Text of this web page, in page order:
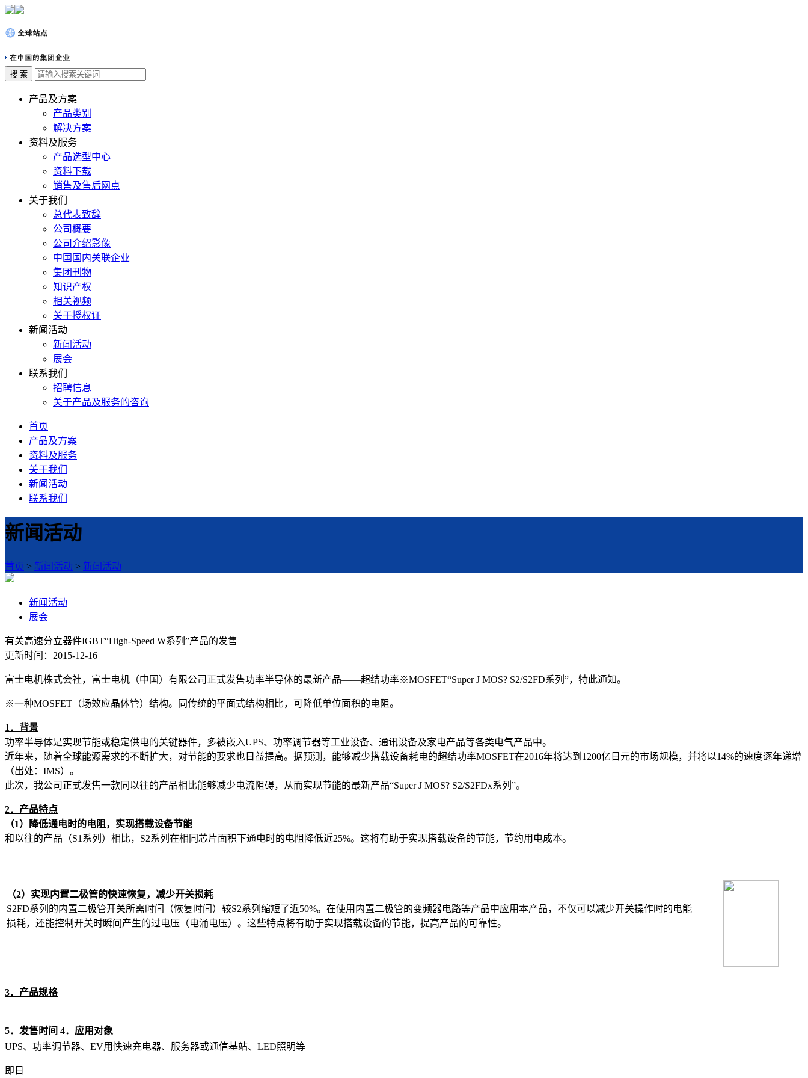
产品及方案
产品类别
解决方案
资料及服务
产品选型中心
资料下载
销售及售后网点
关于我们
总代表致辞
公司概要
公司介绍影像
中国国内关联企业
集团刊物
知识产权
相关视频
关于授权证
新闻活动
新闻活动
展会
联系我们
招聘信息
关于产品及服务的咨询
首页
产品及方案
资料及服务
关于我们
新闻活动
联系我们
新闻活动
首页 > 新闻活动 > 新闻活动
新闻活动
展会
有关高速分立器件IGBT“High-Speed W系列”产品的发售
更新时间：2015-12-16
富士电机株式会社，富士电机（中国）有限公司正式发售功率半导体的最新产品——超结功率※MOSFET“Super J MOS? S2/S2FD系列”，特此通知。
※一种MOSFET（场效应晶体管）结构。同传统的平面式结构相比，可降低单位面积的电阻。
1 ．背景
功率半导体是实现节能或稳定供电的关键器件，多被嵌入UPS、功率调节器等工业设备、通讯设备及家电产品等各类电气产品中。
近年来，随着全球能源需求的不断扩大，对节能的要求也日益提高。据预测，能够减少搭载设备耗电的超结功率MOSFET在2016年将达到1200亿日元的市场规模，并将以14%的速度逐年递增
（出处：IMS）。
此次，我公司正式发售一款同以往的产品相比能够减少电流阻碍，从而实现节能的最新产品“Super J MOS? S2/S2FDx系列”。
2．产品特点
（1）降低通电时的电阻，实现搭载设备节能
和以往的产品（S1系列）相比，S2系列在相同芯片面积下通电时的电阻降低近25%。这将有助于实现搭载设备的节能，节约用电成本。
（2）实现内置二极管的快速恢复，减少开关损耗
S2FD系列的内置二极管开关所需时间（恢复时间）较S2系列缩短了近50%。在使用内置二极管的变频器电路等产品中应用本产品，不仅可以减少开关操作时的电能
损耗，还能控制开关时瞬间产生的过电压（电涌电压）。这些特点将有助于实现搭载设备的节能，提高产品的可靠性。
3． 产品规格
5．发售时间 4． 应用对象
UPS、功率调节器、EV用快速充电器、服务器或通信基站、LED照明等
即日